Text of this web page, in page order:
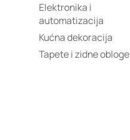
Elektronika i
automatizacija
Kućna dekoracija
Tapete i zidne obloge